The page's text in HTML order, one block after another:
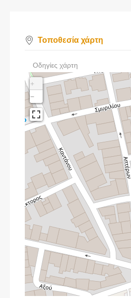
Τοποθεσία χάρτη
Οδηγίες χάρτη
+
−